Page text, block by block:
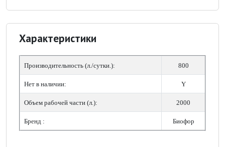
Характеристики
Производительность (л./сутки.): 800
Нет в наличии: Y
Объем рабочей части (л.): 2000
Бренд : Биофор